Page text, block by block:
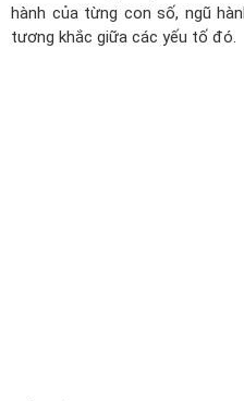
hành của từng con số, ngũ
tương khắc giữa các yếu tố đó.